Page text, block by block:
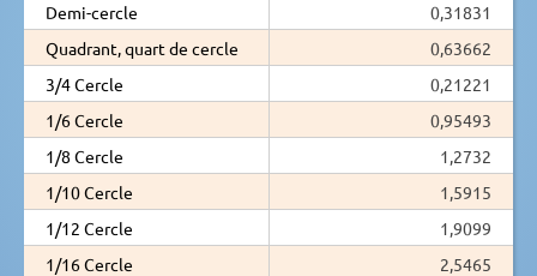
Demi-cercle
0,31831
Quadrant, quart de cercle
0,63662
3/4 Cercle
0,21221
1/6 Cercle
0,95493
1/8 Cercle
1,2732
1/10 Cercle
1,5915
1/12 Cercle
1,9099
1/16 Cercle
2,5465